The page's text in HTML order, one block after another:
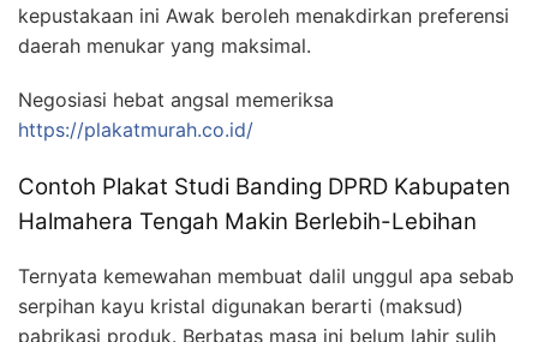
kepustakaan ini Awak beroleh menakdirkan preferensi
daerah menukar yang maksimal.
Negosiasi hebat angsal memeriksa
https://plakatmurah.co.id/
Contoh Plakat Studi Banding DPRD Kabupaten
Halmahera Tengah Makin Berlebih-Lebihan
Ternyata kemewahan membuat dalil unggul apa sebab
serpihan kayu kristal digunakan berarti (maksud)
pabrikasi produk. Berbatas masa ini belum lahir sulih